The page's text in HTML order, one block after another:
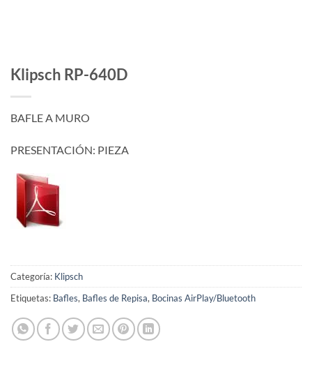
Klipsch RP-640D
BAFLE A MURO
PRESENTACIÓN: PIEZA
Categoría: Klipsch
Etiquetas: Bafles, Bafles de Repisa, Bocinas AirPlay/Bluetooth